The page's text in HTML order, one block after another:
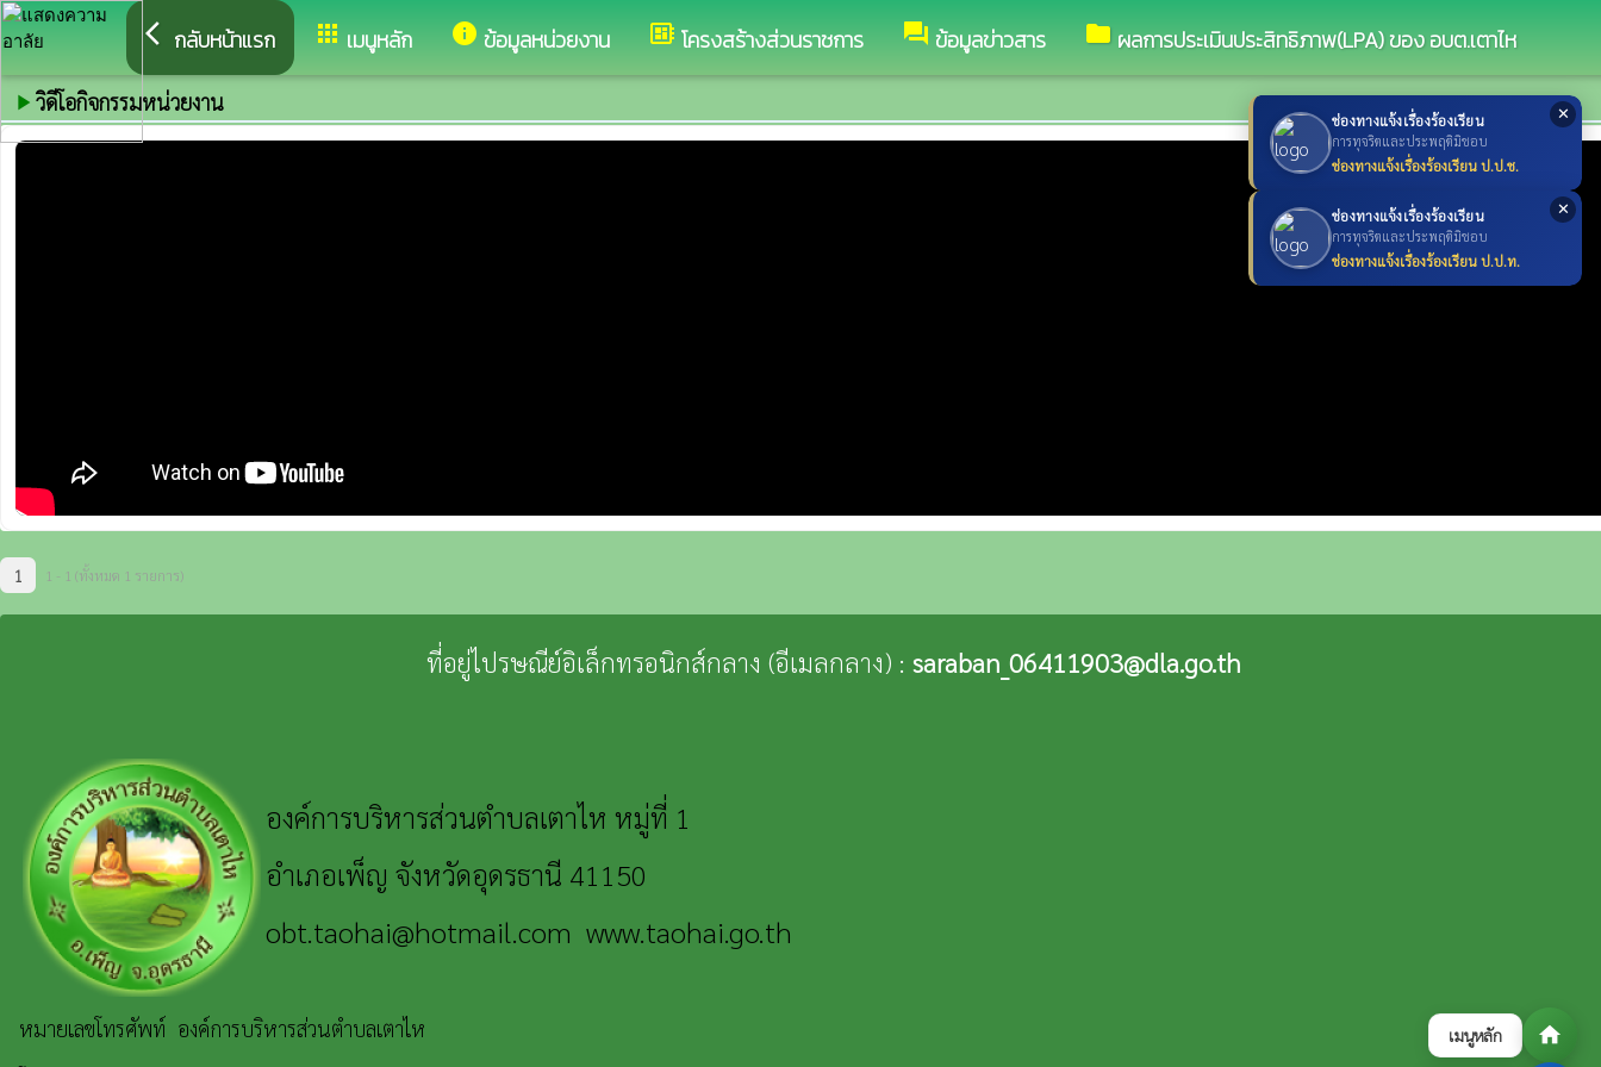
เมนูหลัก home
✕
ช่องทางแจ้งเรื่องร้องเรียน
การทุจริตและประพฤติมิชอบ
ช่องทางแจ้งเรื่องร้องเรียน ป.ป.ช.
✕
ช่องทางแจ้งเรื่องร้องเรียน
การทุจริตและประพฤติมิชอบ
ช่องทางแจ้งเรื่องร้องเรียน ป.ป.ท.
arrow_back_ios กลับหน้าแรก apps เมนูหลัก info ข้อมูลหน่วยงาน developer_board โครงสร้างส่วนราชการ forum ข้อมูลข่าวสาร folder ผลการประเมินประสิทธิภาพ(LPA) ของ อบต.เตาไห
play_arrow วิดีโอกิจกรรมหน่วยงาน
1 1 - 1 (ทั้งหมด 1 รายการ)
ที่อยู่ไปรษณีย์อิเล็กทรอนิกส์กลาง (อีเมลกลาง) : saraban_06411903@dla.go.th
องค์การบริหารส่วนตำบลเตาไห หมู่ที่ 1
อำเภอเพ็ญ จังหวัดอุดรธานี 41150
obt.taohai@hotmail.com www.taohai.go.th
หมายเลขโทรศัพท์ องค์การบริหารส่วนตำบลเตาไห